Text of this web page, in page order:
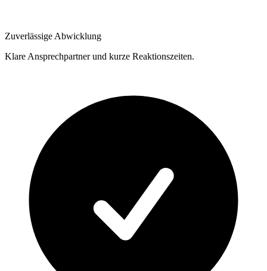
Zuverlässige Abwicklung
Klare Ansprechpartner und kurze Reaktionszeiten.